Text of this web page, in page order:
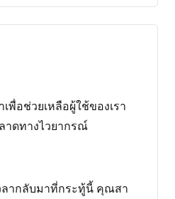
พื่อช่วยเหลือผู้ใช้ของเรา
ดทางไวยากรณ์
ากลับมาที่กระทู้นี้ คุณสา